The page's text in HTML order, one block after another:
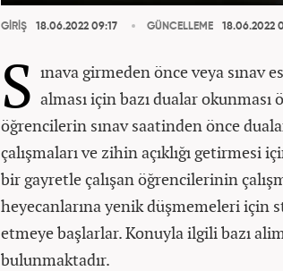
GİRİŞ 18.06.2022 09:17 GÜNCELLEME 18.06.2022
S ınava girmeden önce veya sınav
alması için bazı dualar
öğrencilerin sınav saatinden önce
çalışmaları ve zihin açıklığı getirmesi
bir gayretle çalışan öğrencilerinin
heyecanlarına yenik düşmemeleri için
etmeye başlarlar. Konuyla ilgili bazı
bulunmaktadır.